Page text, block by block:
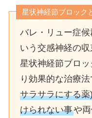
星状神経節ブロック
バレ・リュー症
いう交感神経の
星状神経節ブロ
り効果的な治療
サラサラにする
けられない事や